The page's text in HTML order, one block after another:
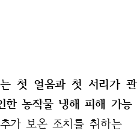
첫 얼음과 첫 서리가 관
한 농작물 냉해 피해 가능
가 보온 조치를취하는